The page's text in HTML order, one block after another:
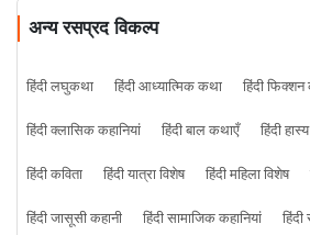
अन्य रसप्रद विकल्प
हिंदी लघुकथा हिंदी आध्यात्मिक कथा हिंदी फिक्शन
हिंदी क्लासिक कहानियां
हिंदी बाल कथाएँ हिंदी
हिंदी कविता
हिंदी यात्रा विशेष हिंदी महिला विशेष
हिंदी जासूसी कहानी
हिंदी सामाजिक कहानियां